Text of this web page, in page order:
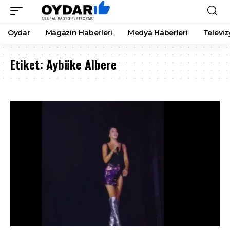
Oydar Magazin Haberleri Medya Haberleri
Etiket:Aybüke Albere